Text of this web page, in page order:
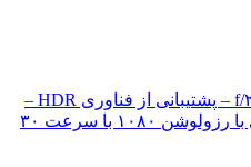
دریچه دیافراگم f/۲.۰ – پشتیبانی از فناوری HDR –
قابلیت فیلمبرداری با رزولوشن ۱۰۸۰ با سرعت ۳۰